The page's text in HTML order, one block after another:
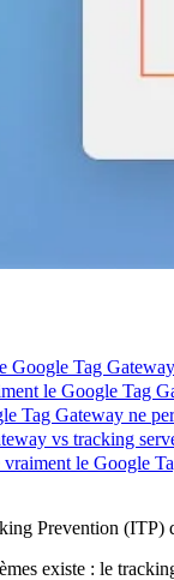
Google Tag
le Google Tag
Tag Gateway ne
vs tracking
vraiment le Google
Prevention (ITP)
existe : le